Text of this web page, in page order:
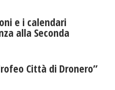
e i calendari
alla Seconda
Città di Dronero”